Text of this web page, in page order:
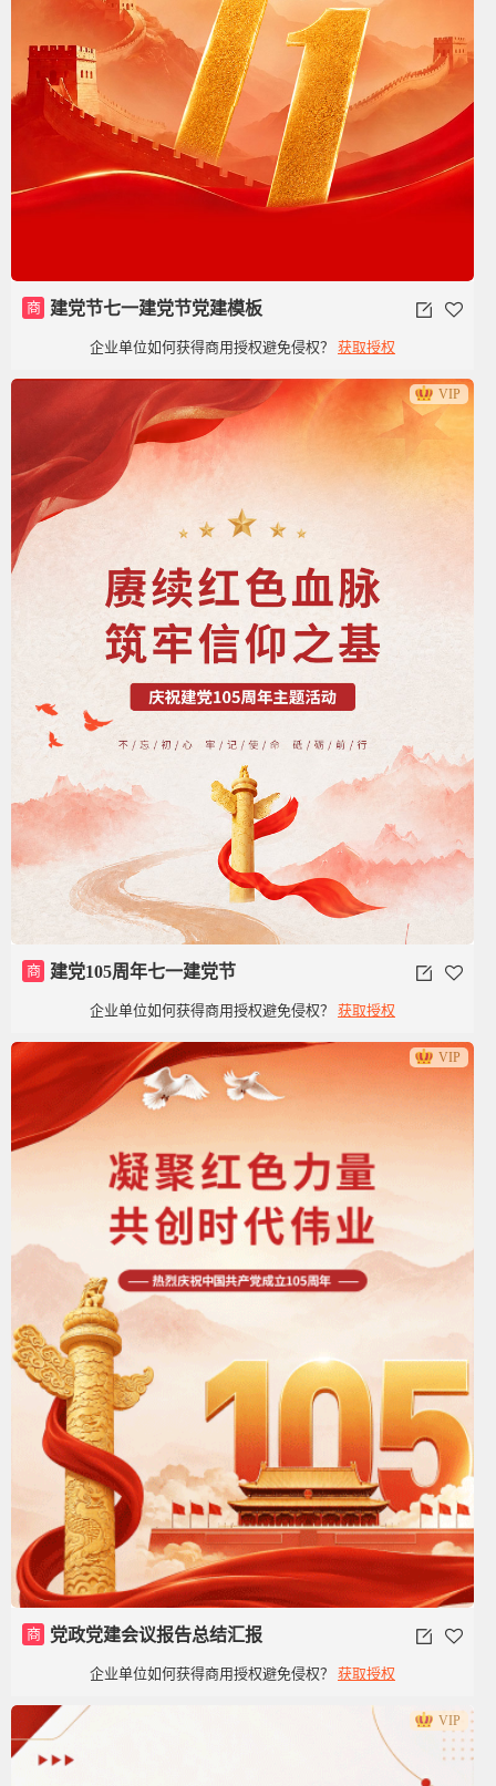
商 建党节七一建党节党建模板
企业单位如何获得商用授权避免侵权？ 获取授权
VIP
商 建党105周年七一建党节
企业单位如何获得商用授权避免侵权？ 获取授权
VIP
商 党政党建会议报告总结汇报
企业单位如何获得商用授权避免侵权？ 获取授权
VIP